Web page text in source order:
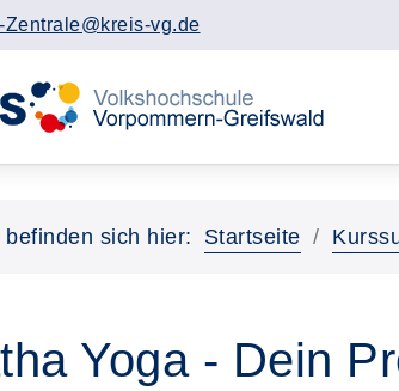
Zentrale@kreis-vg.de
befinden sich hier: Startseite
Yoga - Dein